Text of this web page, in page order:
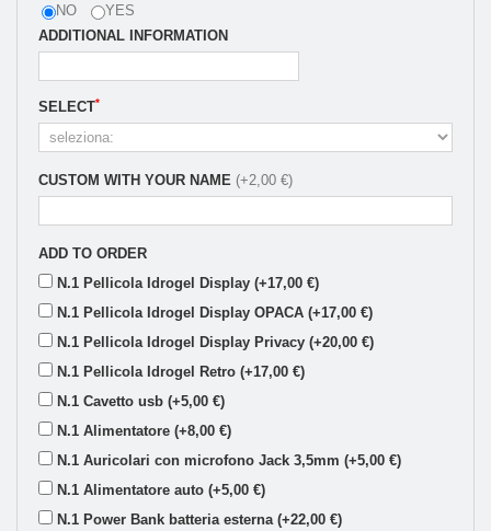
NO
YES
ADDITIONAL INFORMATION
SELECT*
CUSTOM WITH YOUR NAME (+2,00 €)
ADD TO ORDER
N.1 Pellicola Idrogel Display (+17,00 €)
N.1 Pellicola Idrogel Display OPACA (+17,00 €)
N.1 Pellicola Idrogel Display Privacy (+20,00 €)
N.1 Pellicola Idrogel Retro (+17,00 €)
N.1 Cavetto usb (+5,00 €)
N.1 Alimentatore (+8,00 €)
N.1 Auricolari con microfono Jack 3,5mm (+5,00 €)
N.1 Alimentatore auto (+5,00 €)
N.1 Power Bank batteria esterna (+22,00 €)